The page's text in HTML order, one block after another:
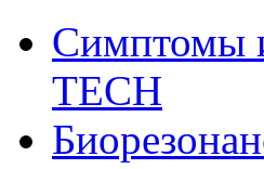
Симптомы
ТЕСН